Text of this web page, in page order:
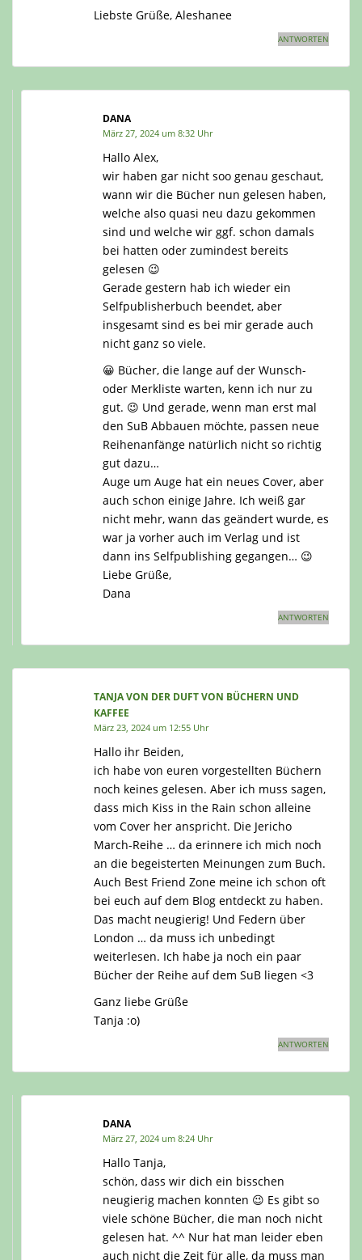
Liebste Grüße, Aleshanee
ANTWORTEN
DANA
März 27, 2024 um 8:32 Uhr
Hallo Alex,
wir haben gar nicht soo genau geschaut,
wann wir die Bücher nun gelesen haben,
welche also quasi neu dazu gekommen
sind und welche wir ggf. schon damals
bei hatten oder zumindest bereits
gelesen 😉
Gerade gestern hab ich wieder ein
Selfpublisherbuch beendet, aber
insgesamt sind es bei mir gerade auch
nicht ganz so viele.
😀 Bücher, die lange auf der Wunsch-
oder Merkliste warten, kenn ich nur zu
gut. 😉 Und gerade, wenn man erst mal
den SuB Abbauen möchte, passen neue
Reihenanfänge natürlich nicht so richtig
gut dazu…
Auge um Auge hat ein neues Cover, aber
auch schon einige Jahre. Ich weiß gar
nicht mehr, wann das geändert wurde, es
war ja vorher auch im Verlag und ist
dann ins Selfpublishing gegangen… 😉
Liebe Grüße,
Dana
ANTWORTEN
TANJA VON DER DUFT VON BÜCHERN UND
KAFFEE
März 23, 2024 um 12:55 Uhr
Hallo ihr Beiden,
ich habe von euren vorgestellten Büchern
noch keines gelesen. Aber ich muss sagen,
dass mich Kiss in the Rain schon alleine
vom Cover her anspricht. Die Jericho
March-Reihe … da erinnere ich mich noch
an die begeisterten Meinungen zum Buch.
Auch Best Friend Zone meine ich schon oft
bei euch auf dem Blog entdeckt zu haben.
Das macht neugierig! Und Federn über
London … da muss ich unbedingt
weiterlesen. Ich habe ja noch ein paar
Bücher der Reihe auf dem SuB liegen <3
Ganz liebe Grüße
Tanja :o)
ANTWORTEN
DANA
März 27, 2024 um 8:24 Uhr
Hallo Tanja,
schön, dass wir dich ein bisschen
neugierig machen konnten 😉 Es gibt so
viele schöne Bücher, die man noch nicht
gelesen hat. ^^ Nur hat man leider eben
auch nicht die Zeit für alle, da muss man